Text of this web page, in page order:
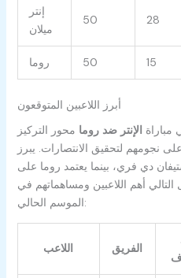
إنتر
ميلان
50 28
روما 50 15
أبرز اللاعبين المتوقعون
مباراة الإنتر ضد روما محور التركيز
نجومهم لتحقيق الانتصارات. يبرز
دي فري، بينما يعتمد روما على
التالي أهم اللاعبين ومساهماتهم في
الموسم الحالي:
اللاعب الفريق